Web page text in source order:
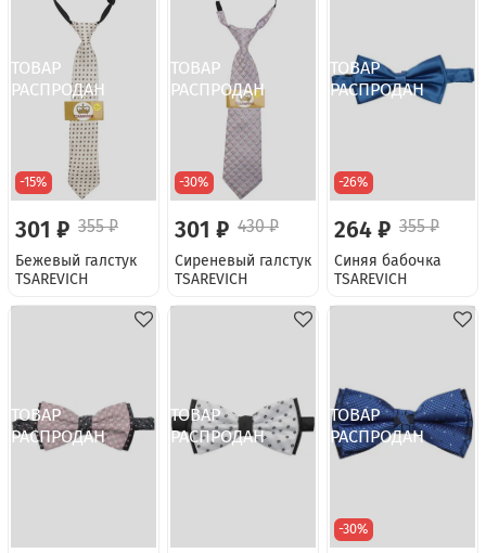
-15%
301 ₽ 355 ₽
Бежевый галстук
TSAREVICH
-30%
301 ₽ 430 ₽
Сиреневый галстук
TSAREVICH
-26%
264 ₽ 355 ₽
Синяя бабочка
TSAREVICH
-30%